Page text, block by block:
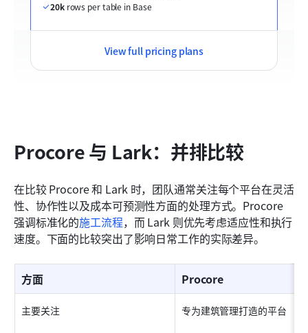
20k rows per table in Base
View full pricing plans
Procore 与 Lark：并排比较
在比较 Procore 和 Lark 时，团队通常关注每个平台在灵活
性、协作性以及成本可预测性方面的处理方式。Procore
强调标准化的施工流程，而 Lark 则优先考虑适应性和执行
速度。下面的比较突出了影响日常工作的实际差异。
方面 Procore
主要关注 专为建筑管理打造的平台